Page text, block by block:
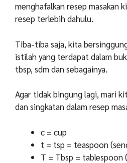
menghafalkan resep masakan
resep terlebih dahulu.
Tiba-tiba saja, kita
istilah yang terdapat dalam
tbsp, sdm dan sebagainya.
Agar tidak bingung lagi, mari
dan singkatan dalam resep
c = cup
t = tsp = teaspoon
T = Tbsp = tablespoon